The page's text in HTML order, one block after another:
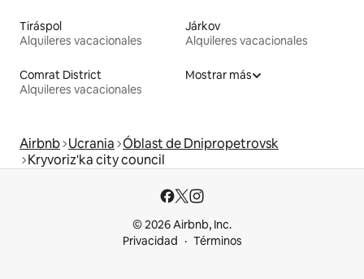
Tiráspol
Alquileres vacacionales
Járkov
Alquileres vacacionales
Comrat District
Alquileres vacacionales
Mostrar más
Airbnb Ucrania Óblast de Dnipropetrovsk
Kryvoriz'ka city council
© 2026 Airbnb, Inc.
Privacidad
Términos